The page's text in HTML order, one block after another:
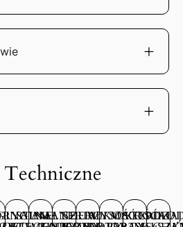
STANMATERIAŁ
SZEROKOŚĆ
WYSOKOŚĆ
MATERIAŁ
RODZAJ